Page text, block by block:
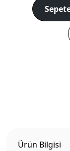
Ürün Bilgisi